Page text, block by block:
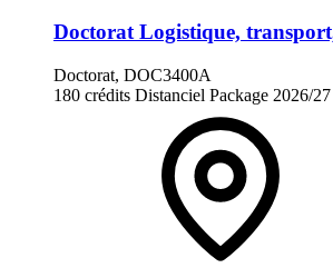
Doctorat Logistique,
Doctorat, DOC3400A
180 crédits Distanciel Package 2026/27